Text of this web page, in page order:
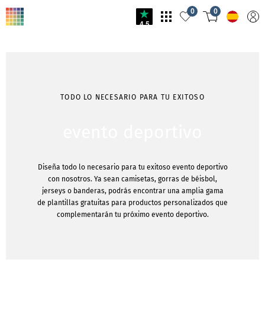
4.5
0 0
TODO LO NECESARIO PARA TU EXITOSO
Diseña todo lo necesario para tu exitoso evento deportivo
con nosotros. Ya sean camisetas, gorras de béisbol,
jerseys o banderas, podrás encontrar una amplia gama
de plantillas gratuitas para productos personalizados que
complementarán tu próximo evento deportivo.